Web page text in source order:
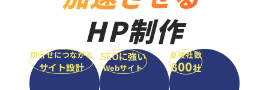
HP制作
問合せにつながる
サイト設計
SEOに強い
Webサイト
支援社数
800社